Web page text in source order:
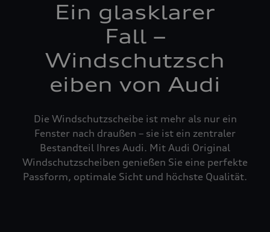
Ein glasklarer
Fall –
Windschutzsch
eiben von Audi
Die Windschutzscheibe ist mehr als nur ein
Fenster nach draußen – sie ist ein zentraler
Bestandteil Ihres Audi. Mit Audi Original
Windschutzscheiben genießen Sie eine perfekte
Passform, optimale Sicht und höchste Qualität.